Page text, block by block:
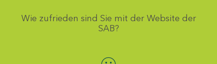
Wie zufrieden sind Sie mit der Website der
SAB?
Bewertung auswählen